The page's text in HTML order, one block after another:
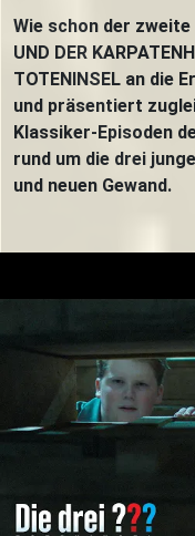
Wie schon der zweite
UND DER
TOTENINSEL an die
und präsentiert
Klassiker-Episoden
rund um die drei
und neuen Gewand.